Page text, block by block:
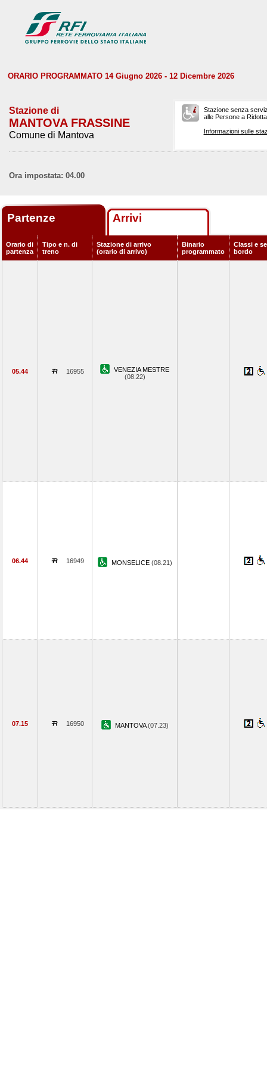
ORARIO PROGRAMMATO 14 Giugno 2026 - 12 Dicembre 2026
Stazione di
MANTOVA FRASSINE
Comune di Mantova
Stazione senza
alle Persone a
Informazioni sulle
Ora impostata: 04.00
Partenze Arrivi
Orario di
partenza
Tipo e n. di
treno
Stazione di arrivo
(orario di arrivo)
Binario
programmato
Classi e
bordo
05.44 16955
VENEZIA MESTRE
(08.22)
06.44 16949 MONSELICE (08.21)
07.15 16950 MANTOVA(07.23)